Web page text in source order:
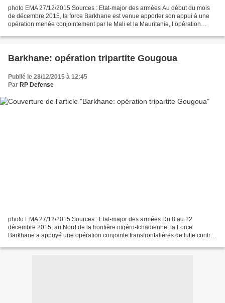
photo EMA 27/12/2015 Sources : Etat-major des armées Au début du mois
de décembre 2015, la force Barkhane est venue apporter son appui à une
opération menée conjointement par le Mali et la Mauritanie, l’opération
Barkhane: opération tripartite Gougoua
Publié le 28/12/2015 à 12:45
Par RP Defense
photo EMA 27/12/2015 Sources : Etat-major des armées Du 8 au 22
décembre 2015, au Nord de la frontière nigéro-tchadienne, la Force
Barkhane a appuyé une opération conjointe transfrontalières de lutte contre